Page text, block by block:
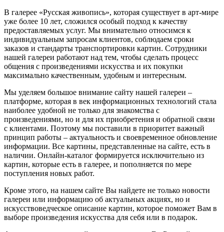
В галерее «Русская живопись», которая существует в арт-мире
уже более 10 лет, сложился особый подход к качеству
предоставляемых услуг. Мы внимательно относимся к
индивидуальным запросам клиентов, соблюдаем сроки
заказов и стандарты транспортировки картин. Сотрудники
нашей галереи работают над тем, чтобы сделать процесс
общения с произведениями искусства и их покупки
максимально качественным, удобным и интересным.
Мы уделяем большое внимание сайту нашей галереи –
платформе, которая в век информационных технологий стала
наиболее удобной не только для знакомства с
произведениями, но и для их приобретения и обратной связи
с клиентами. Поэтому мы поставили в приоритет важный
принцип работы – актуальность и своевременное обновление
информации. Все картины, представленные на сайте, есть в
наличии. Онлайн-каталог формируется исключительно из
картин, которые есть в галерее, и пополняется по мере
поступления новых работ.
Кроме этого, на нашем сайте Вы найдете не только новости
галереи или информацию об актуальных акциях, но и
искусствоведческое описание картин, которое поможет Вам в
выборе произведения искусства для себя или в подарок.